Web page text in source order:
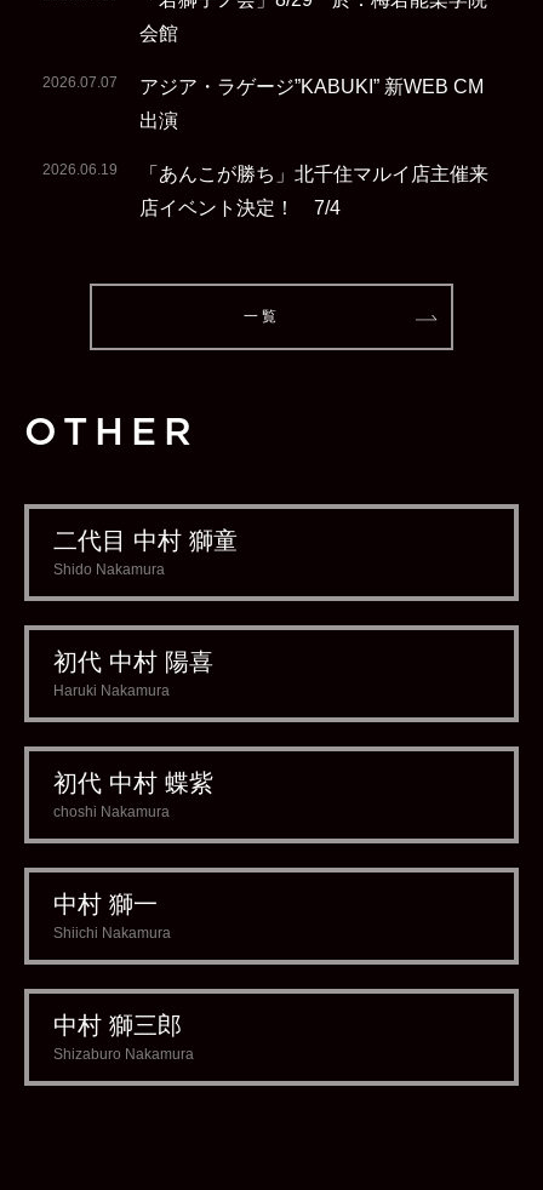
会館
2026.07.07
アジア・ラゲージ”KABUKI” 新WEB CM
出演
2026.06.19
「あんこが勝ち」北千住マルイ店主催来
店イベント決定！ 7/4
一 覧
OTHER
二代目 中村 獅童
Shido Nakamura
初代 中村 陽喜
Haruki Nakamura
初代 中村 蝶紫
choshi Nakamura
中村 獅一
Shiichi Nakamura
中村 獅三郎
Shizaburo Nakamura